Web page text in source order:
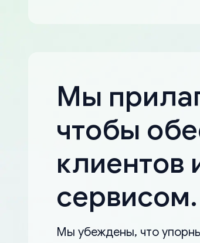
Мы
чтобы
клиентов
сервисом.
Мы убеждены, что